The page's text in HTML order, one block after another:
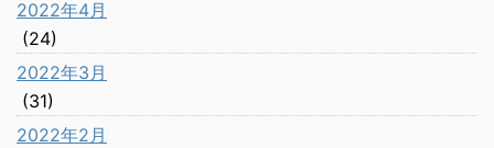
2022年4月
(24)
2022年3月
(31)
2022年2月